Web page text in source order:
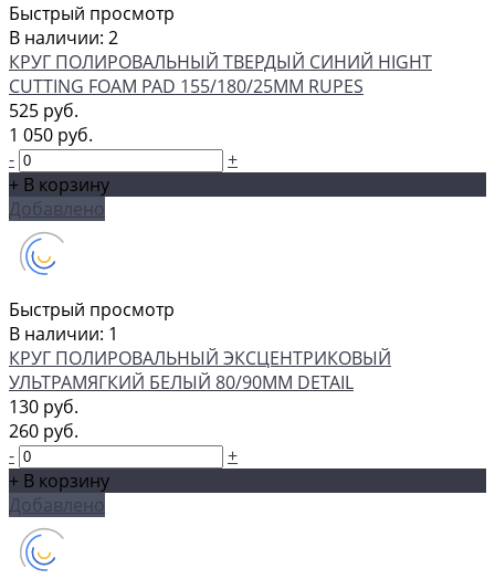
Быстрый просмотр
В наличии: 2
КРУГ ПОЛИРОВАЛЬНЫЙ ТВЕРДЫЙ СИНИЙ HIGHT
CUTTING FOAM PAD 155/180/25ММ RUPES
525 руб.
1 050 руб.
-
+
+ В корзину
Добавлено
Быстрый просмотр
В наличии: 1
КРУГ ПОЛИРОВАЛЬНЫЙ ЭКСЦЕНТРИКОВЫЙ
УЛЬТРАМЯГКИЙ БЕЛЫЙ 80/90ММ DETAIL
130 руб.
260 руб.
-
+
+ В корзину
Добавлено